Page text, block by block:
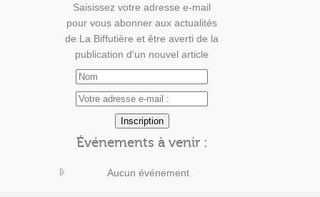
Saisissez votre adresse e-mail
pour vous abonner aux actualités
de La Biffutière et être averti de la
publication d'un nouvel article
Événements à venir :
Aucun événement